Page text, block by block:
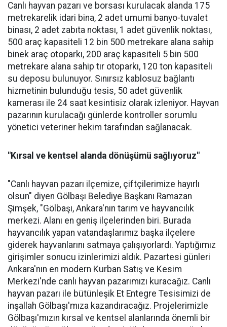
Canlı hayvan pazarı ve borsası kurulacak alanda 175
metrekarelik idari bina, 2 adet umumi banyo-tuvalet
binası, 2 adet zabıta noktası, 1 adet güvenlik noktası,
500 araç kapasiteli 12 bin 500 metrekare alana sahip
binek araç otoparkı, 200 araç kapasiteli 5 bin 500
metrekare alana sahip tır otoparkı, 120 ton kapasiteli
su deposu bulunuyor. Sınırsız kablosuz bağlantı
hizmetinin bulunduğu tesis, 50 adet güvenlik
kamerası ile 24 saat kesintisiz olarak izleniyor. Hayvan
pazarının kurulacağı günlerde kontroller sorumlu
yönetici veteriner hekim tarafından sağlanacak.
"Kırsal ve kentsel alanda dönüşümü sağlıyoruz"
"Canlı hayvan pazarı ilçemize, çiftçilerimize hayırlı
olsun" diyen Gölbaşı Belediye Başkanı Ramazan
Şimşek, "Gölbaşı, Ankara'nın tarım ve hayvancılık
merkezi. Alanı en geniş ilçelerinden biri. Burada
hayvancılık yapan vatandaşlarımız başka ilçelere
giderek hayvanlarını satmaya çalışıyorlardı. Yaptığımız
girişimler sonucu izinlerimizi aldık. Pazartesi günleri
Ankara'nın en modern Kurban Satış ve Kesim
Merkezi'nde canlı hayvan pazarımızı kuracağız. Canlı
hayvan pazarı ile bütünleşik Et Entegre Tesisimizi de
inşallah Gölbaşı'mıza kazandıracağız. Projelerimizle
Gölbaşı'mızın kırsal ve kentsel alanlarında önemli bir